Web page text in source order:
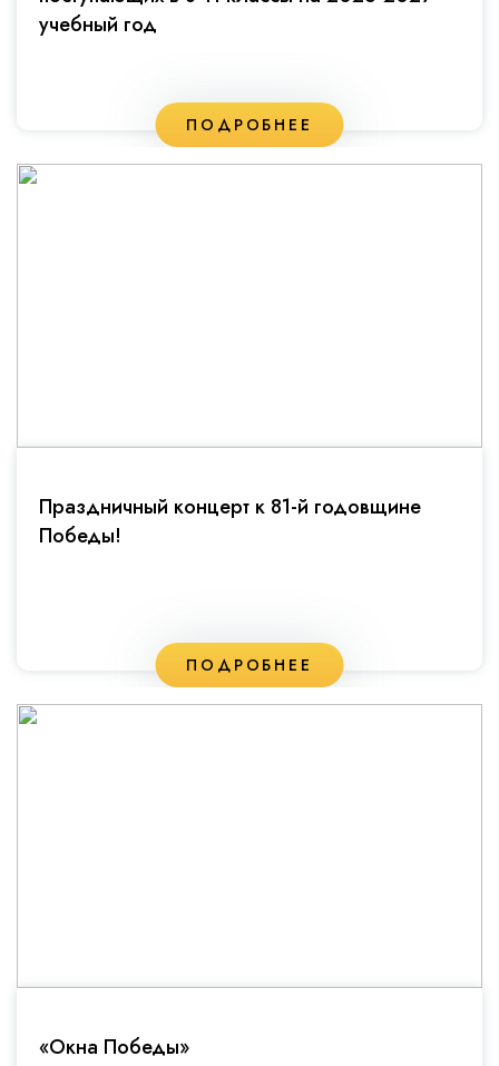
учебный год
ПОДРОБНЕЕ
Праздничный концерт к 81-й годовщине
Победы!
ПОДРОБНЕЕ
«Окна Победы»